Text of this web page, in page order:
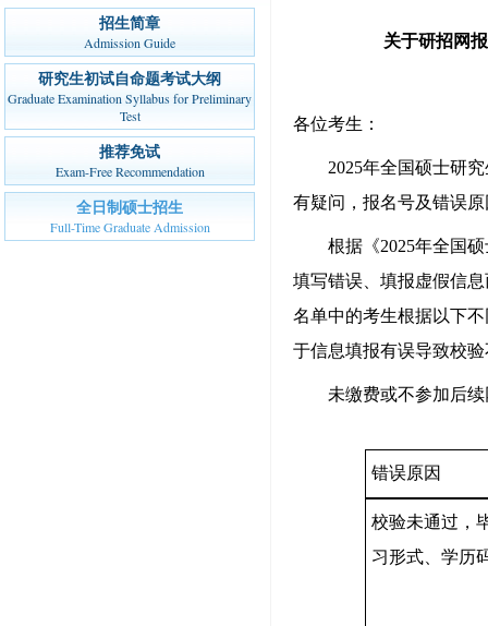
招生简章
Admission Guide
研究生初试自命题考试大纲
Graduate Examination Syllabus for Preliminary
Test
推荐免试
Exam-Free Recommendation
全日制硕士招生
Full-Time Graduate Admission
关于研招网
各位考生：
2025年全国硕士研
有疑问，报名号及错误
根据《2025年全国
填写错误、填报虚假信
名单中的考生根据以下
于信息填报有误导致校
未缴费或不参加后
错误原因
校验未通过，
习形式、学历